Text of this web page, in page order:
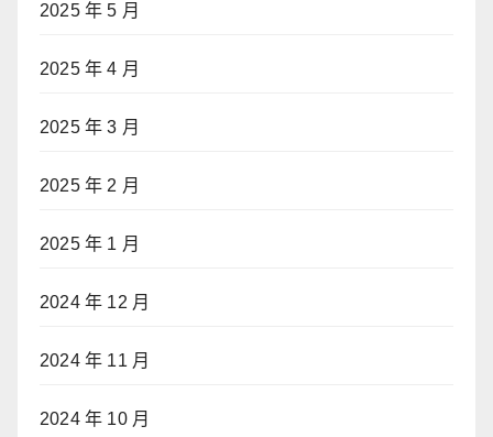
2025 年 5 月
2025 年 4 月
2025 年 3 月
2025 年 2 月
2025 年 1 月
2024 年 12 月
2024 年 11 月
2024 年 10 月